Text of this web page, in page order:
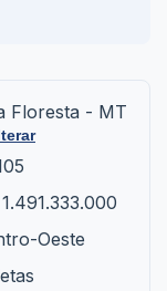
Floresta - MT
Oeste